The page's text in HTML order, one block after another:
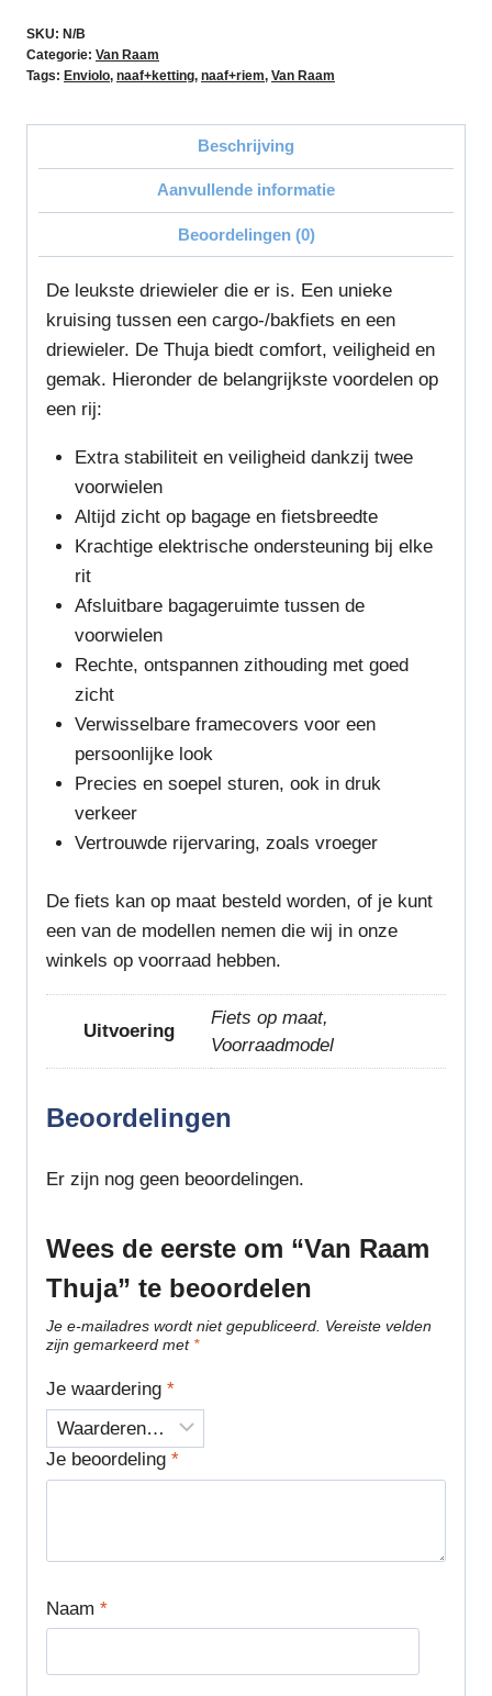
SKU: N/B
Categorie: Van Raam
Tags: Enviolo, naaf+ketting, naaf+riem, Van Raam
Beschrijving
Aanvullende informatie
Beoordelingen (0)
De leukste driewieler die er is. Een unieke
kruising tussen een cargo-/bakfiets en een
driewieler. De Thuja biedt comfort, veiligheid en
gemak. Hieronder de belangrijkste voordelen op
een rij:
Extra stabiliteit en veiligheid dankzij twee
voorwielen
Altijd zicht op bagage en fietsbreedte
Krachtige elektrische ondersteuning bij elke
rit
Afsluitbare bagageruimte tussen de
voorwielen
Rechte, ontspannen zithouding met goed
zicht
Verwisselbare framecovers voor een
persoonlijke look
Precies en soepel sturen, ook in druk
verkeer
Vertrouwde rijervaring, zoals vroeger
De fiets kan op maat besteld worden, of je kunt
een van de modellen nemen die wij in onze
winkels op voorraad hebben.
Uitvoering
Fiets op maat,
Voorraadmodel
Beoordelingen
Er zijn nog geen beoordelingen.
Wees de eerste om “Van Raam
Thuja” te beoordelen
Je e-mailadres wordt niet gepubliceerd. Vereiste velden
zijn gemarkeerd met *
Je waardering *
Je beoordeling *
Naam *